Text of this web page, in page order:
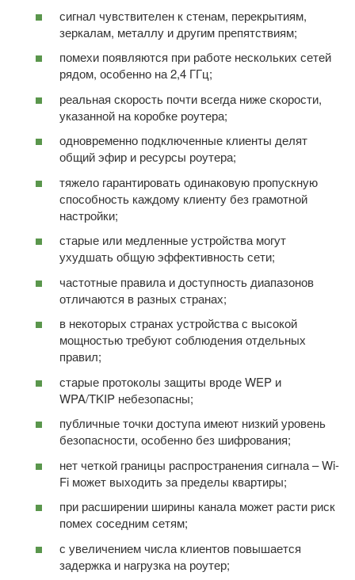
сигнал чувствителен к стенам, перекрытиям,
зеркалам, металлу и другим препятствиям;
помехи появляются при работе нескольких сетей
рядом, особенно на 2,4 ГГц;
реальная скорость почти всегда ниже скорости,
указанной на коробке роутера;
одновременно подключенные клиенты делят
общий эфир и ресурсы роутера;
тяжело гарантировать одинаковую пропускную
способность каждому клиенту без грамотной
настройки;
старые или медленные устройства могут
ухудшать общую эффективность сети;
частотные правила и доступность диапазонов
отличаются в разных странах;
в некоторых странах устройства с высокой
мощностью требуют соблюдения отдельных
правил;
старые протоколы защиты вроде WEP и
WPA/TKIP небезопасны;
публичные точки доступа имеют низкий уровень
безопасности, особенно без шифрования;
нет четкой границы распространения сигнала – Wi-
Fi может выходить за пределы квартиры;
при расширении ширины канала может расти риск
помех соседним сетям;
с увеличением числа клиентов повышается
задержка и нагрузка на роутер;